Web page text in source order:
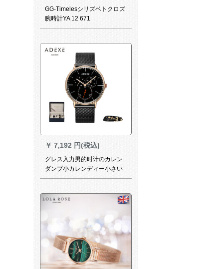
GG-Timelesシリズベトクロズ
腕時計YA 12 671
￥ 7,192 円(税込)
グレス入力男的时计のカレン
ダンプ小カレンディー小さい
秒盘の3つの目の軽さ